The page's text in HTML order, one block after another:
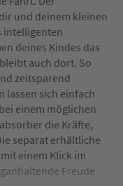
und deinem kleinen
intelligenten
deines Kindes das
auch dort. So
zeitsparend
lassen sich einfach
einem möglichen
die Kräfte,
separat erhältliche
einem Klick im
Freude